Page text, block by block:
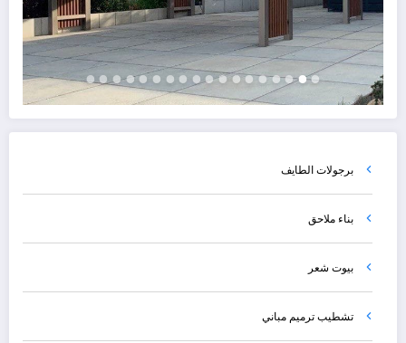
برجولات الطايف
بناء ملاحق
بيوت شعر
تشطيب ترميم مباني